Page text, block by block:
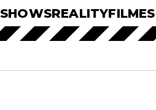
SHOWSREALITYFILME